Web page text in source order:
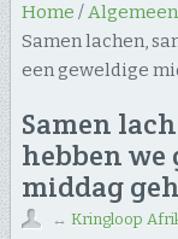
Home /
Samen lachen,
een geweldige
Samen
hebben we
middag
↔ Kringloop